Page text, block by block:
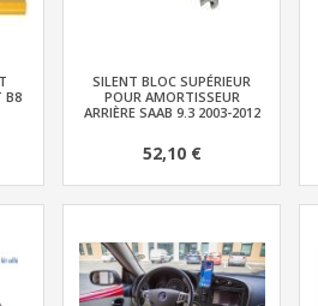
B8
SILENT BLOC SUPÉRIEUR
POUR AMORTISSEUR
ARRIÈRE SAAB 9.3 2003-2012
52,10 €